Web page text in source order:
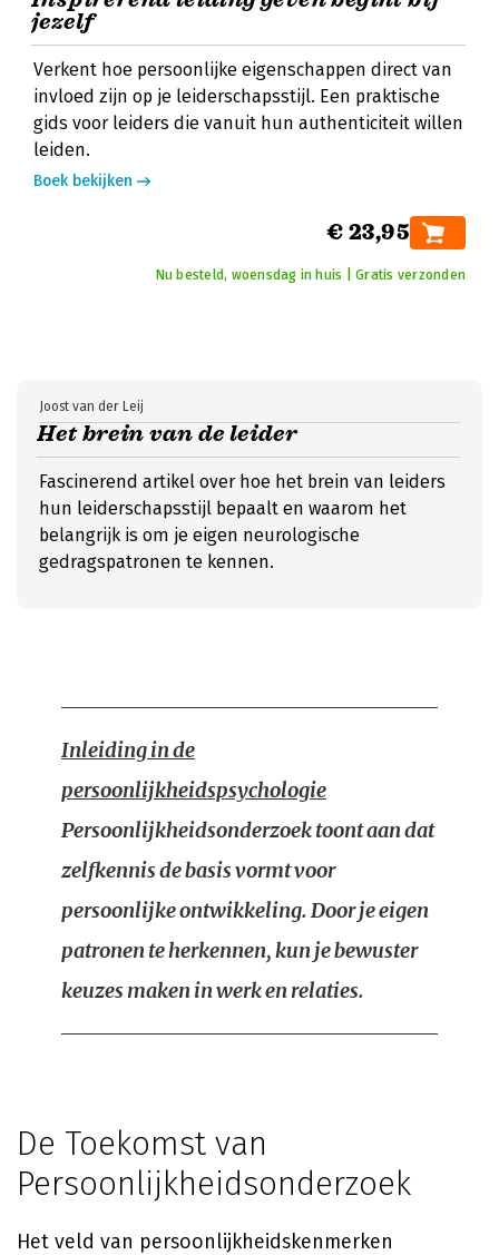
jezelf
Verkent hoe persoonlijke eigenschappen direct van
invloed zijn op je leiderschapsstijl. Een praktische
gids voor leiders die vanuit hun authenticiteit willen
leiden.
Boek bekijken
€ 23,95
Nu besteld, woensdag in huis | Gratis verzonden
Het brein van de leider
Joost van der Leij
Fascinerend artikel over hoe het brein van leiders
hun leiderschapsstijl bepaalt en waarom het
belangrijk is om je eigen neurologische
gedragspatronen te kennen.
Inleiding in de
persoonlijkheidspsychologie
Persoonlijkheidsonderzoek toont aan dat
zelfkennis de basis vormt voor
persoonlijke ontwikkeling. Door je eigen
patronen te herkennen, kun je bewuster
keuzes maken in werk en relaties.
De Toekomst van
Persoonlijkheidsonderzoek
Het veld van persoonlijkheidskenmerken